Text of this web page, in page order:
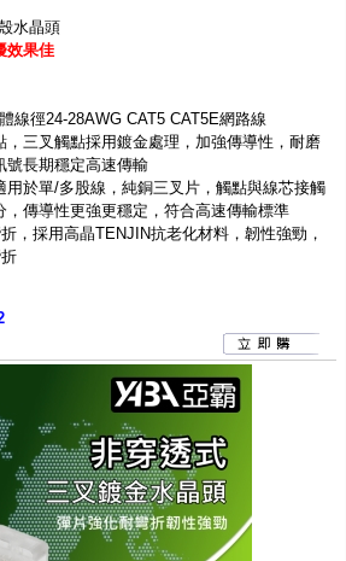
水晶頭
效果佳
線徑24-28AWG CAT5 CAT5E網路線
，三叉觸點採用鍍金處理，加強傳導性，耐磨
號長期穩定高速傳輸
用於單/多股線，純銅三叉片，觸點與線芯接觸
，傳導性更強更穩定，符合高速傳輸標準
，採用高晶TENJIN抗老化材料，韌性強勁，